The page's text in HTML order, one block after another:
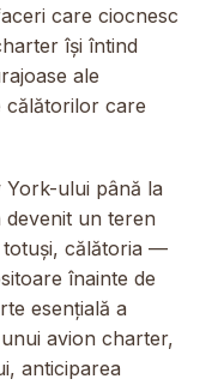
care ciocnesc
își întind
ale
călătorilor care
York-ului până la
devenit un teren
totuși, călătoria —
înainte de
esențială a
avion charter,
anticiparea